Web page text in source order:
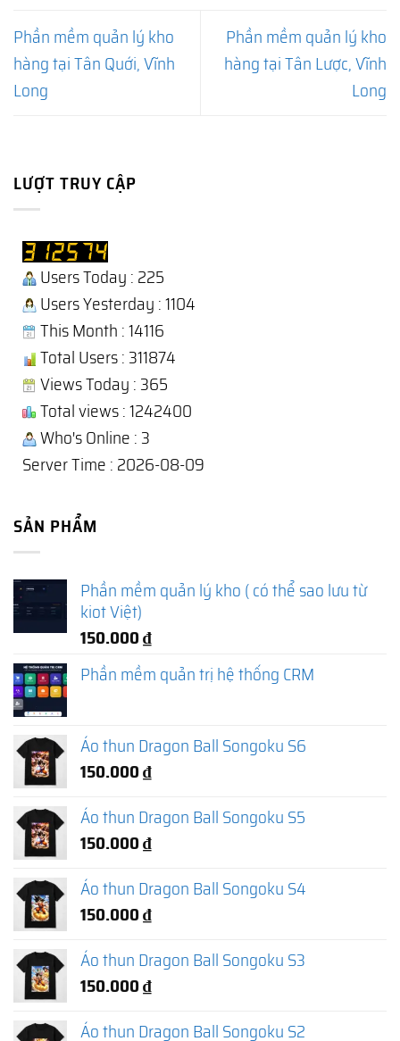
Phần mềm quản lý kho
hàng tại Tân Quới, Vĩnh
Long
Phần mềm quản lý kho
hàng tại Tân Lược, Vĩnh
Long
LƯỢT TRUY CẬP
Users Today : 225
Users Yesterday : 1104
This Month : 14116
Total Users : 311874
Views Today : 365
Total views : 1242400
Who's Online : 3
Server Time : 2026-08-09
SẢN PHẨM
Phần mềm quản lý kho ( có thể sao lưu từ
kiot Việt)
150.000₫
Phần mềm quản trị hệ thống CRM
Áo thun Dragon Ball Songoku S6
150.000₫
Áo thun Dragon Ball Songoku S5
150.000₫
Áo thun Dragon Ball Songoku S4
150.000₫
Áo thun Dragon Ball Songoku S3
150.000₫
Áo thun Dragon Ball Songoku S2